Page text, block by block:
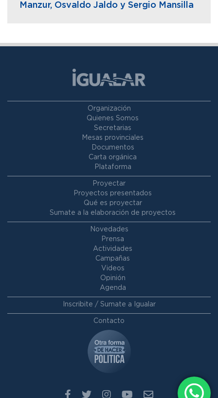
Manzur, Osvaldo Jaldo y Sergio Mansilla
Organización
Quienes Somos
Secretarias
Mesas provinciales
Documentos
Carta orgánica
Plataforma
Proyectar
Proyectos presentados
Qué es proyectar
Sumate a la elaboración de proyectos
Novedades
Prensa
Actividades
Campañas
Videos
Opinión
Agenda
Inscribite / Sumate a Igualar
Contacto